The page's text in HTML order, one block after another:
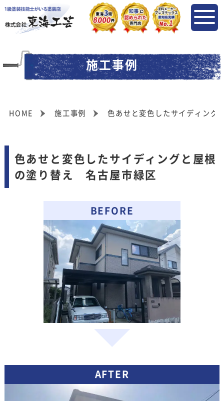
施工事例
HOME 施工事例 色あせと変色したサイディン
色あせと変色したサイディングと屋根
の塗り替え 名古屋市緑区
BEFORE
AFTER